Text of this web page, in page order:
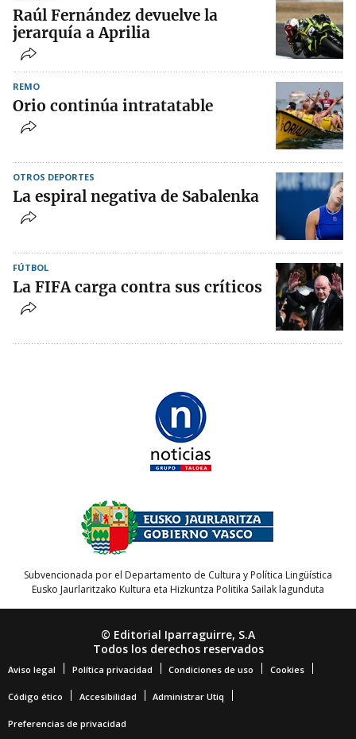
Raúl Fernández devuelve la
jerarquía a Aprilia
REMO
Orio continúa intratatable
OTROS DEPORTES
La espiral negativa de Sabalenka
FÚTBOL
La FIFA carga contra sus críticos
Subvencionada por el Departamento de Cultura y Política Lingüística
Eusko Jaurlaritzako Kultura eta Hizkuntza Politika Sailak lagunduta
© Editorial Iparraguirre, S.A
Todos los derechos reservados
Aviso legal Política privacidad Condiciones de uso Cookies
Código ético Accesibilidad Administrar Utiq
Preferencias de privacidad